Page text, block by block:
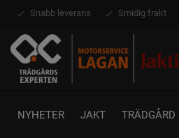
Snabb leverans Smidig frakt
NYHETER JAKT TRÄDGÅRD